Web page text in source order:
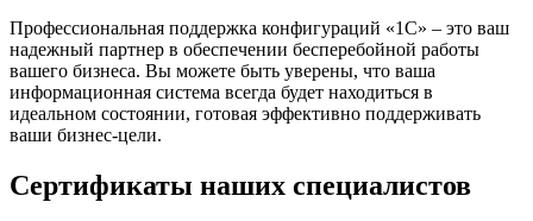
Профессиональная поддержка конфигураций «1C» – это ваш
надежный партнер в обеспечении бесперебойной работы
вашего бизнеса. Вы можете быть уверены, что ваша
информационная система всегда будет находиться в
идеальном состоянии, готовая эффективно поддерживать
ваши бизнес-цели.
Сертификаты наших специалистов